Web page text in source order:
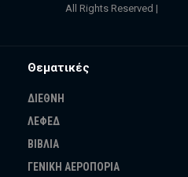
All Rights Reserved |
Θεματικές
ΔΙΕΘΝΗ
ΛΕΦΕΔ
ΒΙΒΛΙΑ
ΓΕΝΙΚΗ ΑΕΡΟΠΟΡΙΑ